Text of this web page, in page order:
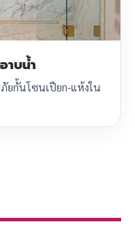
าบน้ำ
ยกั้นโซนเปียก-แห้งใน